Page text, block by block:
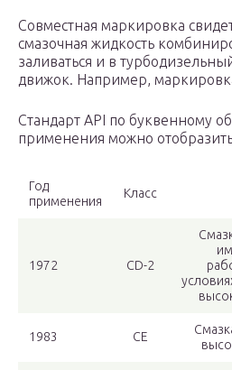
Совместная маркировка
смазочная жидкость
заливаться и в
движок. Например,
Стандарт API по буквенному
применения можно
Год
применения
Класс
1972 СD-2
1983 СЕ